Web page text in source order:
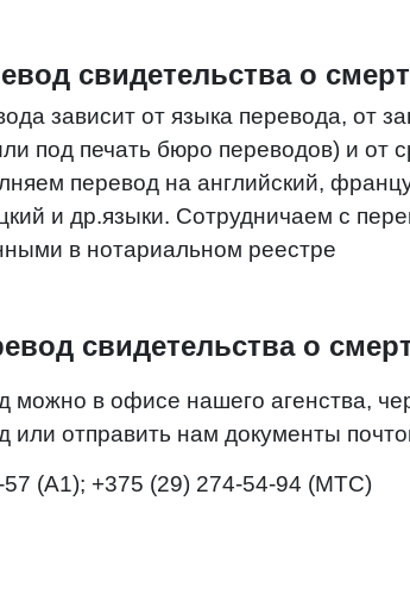
свидетельства о
зависит от языка перевода, от
под печать бюро переводов) и от
перевод на английский,
и др.языки. Сотрудничаем с
в нотариальном реестре
свидетельства о
можно в офисе нашего агенства,
или отправить нам документы
57 (A1); +375 (29) 274-54-94 (МТС)